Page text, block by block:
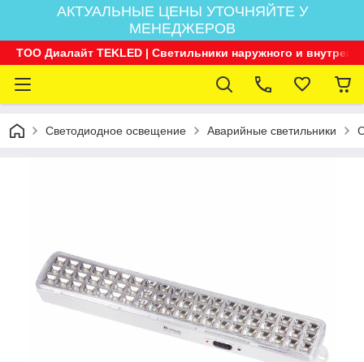
АКТУАЛЬНЫЕ ЦЕНЫ УТОЧНЯЙТЕ У
МЕНЕДЖЕРОВ
ТОО Диалайт TEKLED | Светильники наружного и
Светодиодное освещение Аварийные светильники